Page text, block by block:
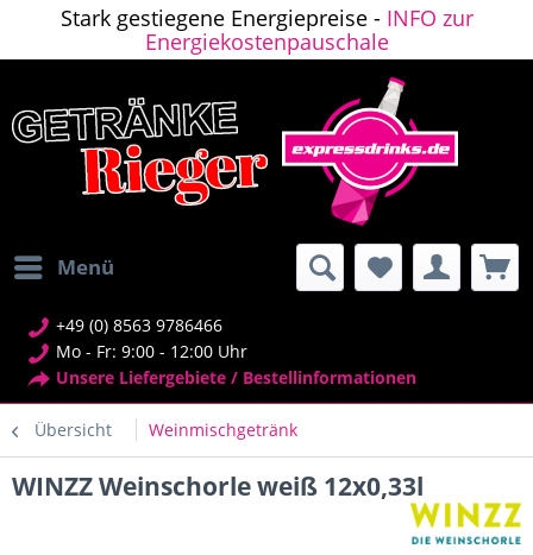
Stark gestiegene Energiepreise - INFO zur
Energiekostenpauschale
Menü
+49 (0) 8563 9786466
Mo - Fr: 9:00 - 12:00 Uhr
Unsere Liefergebiete / Bestellinformationen
Übersicht Weinmischgetränk
WINZZ Weinschorle weiß 12x0,33l